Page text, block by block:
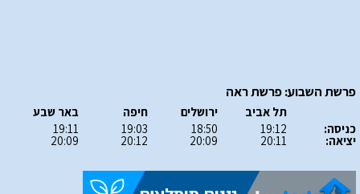
פרשת השבוע: פרשת ראה
כניסה:
יציאה:
תל אביב
19:12
20:11
ירושלים
18:50
20:09
חיפה
19:03
20:12
באר שבע
19:11
20:09